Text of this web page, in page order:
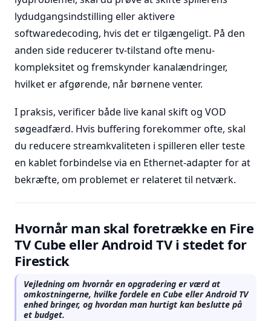
lydudgangsindstilling eller aktivere
softwaredecoding, hvis det er tilgængeligt. På den
anden side reducerer tv-tilstand ofte menu-
kompleksitet og fremskynder kanalændringer,
hvilket er afgørende, når børnene venter.
I praksis, verificer både live kanal skift og VOD
søgeadfærd. Hvis buffering forekommer ofte, skal
du reducere streamkvaliteten i spilleren eller teste
en kablet forbindelse via en Ethernet-adapter for at
bekræfte, om problemet er relateret til netværk.
Hvornår man skal foretrække en Fire
TV Cube eller Android TV i stedet for
Firestick
Vejledning om hvornår en opgradering er værd at
omkostningerne, hvilke fordele en Cube eller Android TV
enhed bringer, og hvordan man hurtigt kan beslutte på
et budget.